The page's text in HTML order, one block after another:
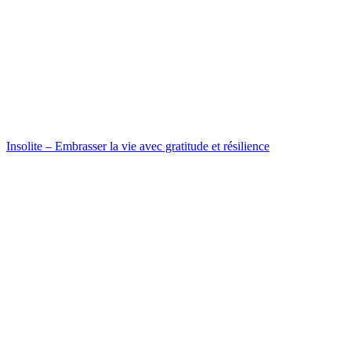
Insolite – Embrasser la vie avec gratitude et résilience